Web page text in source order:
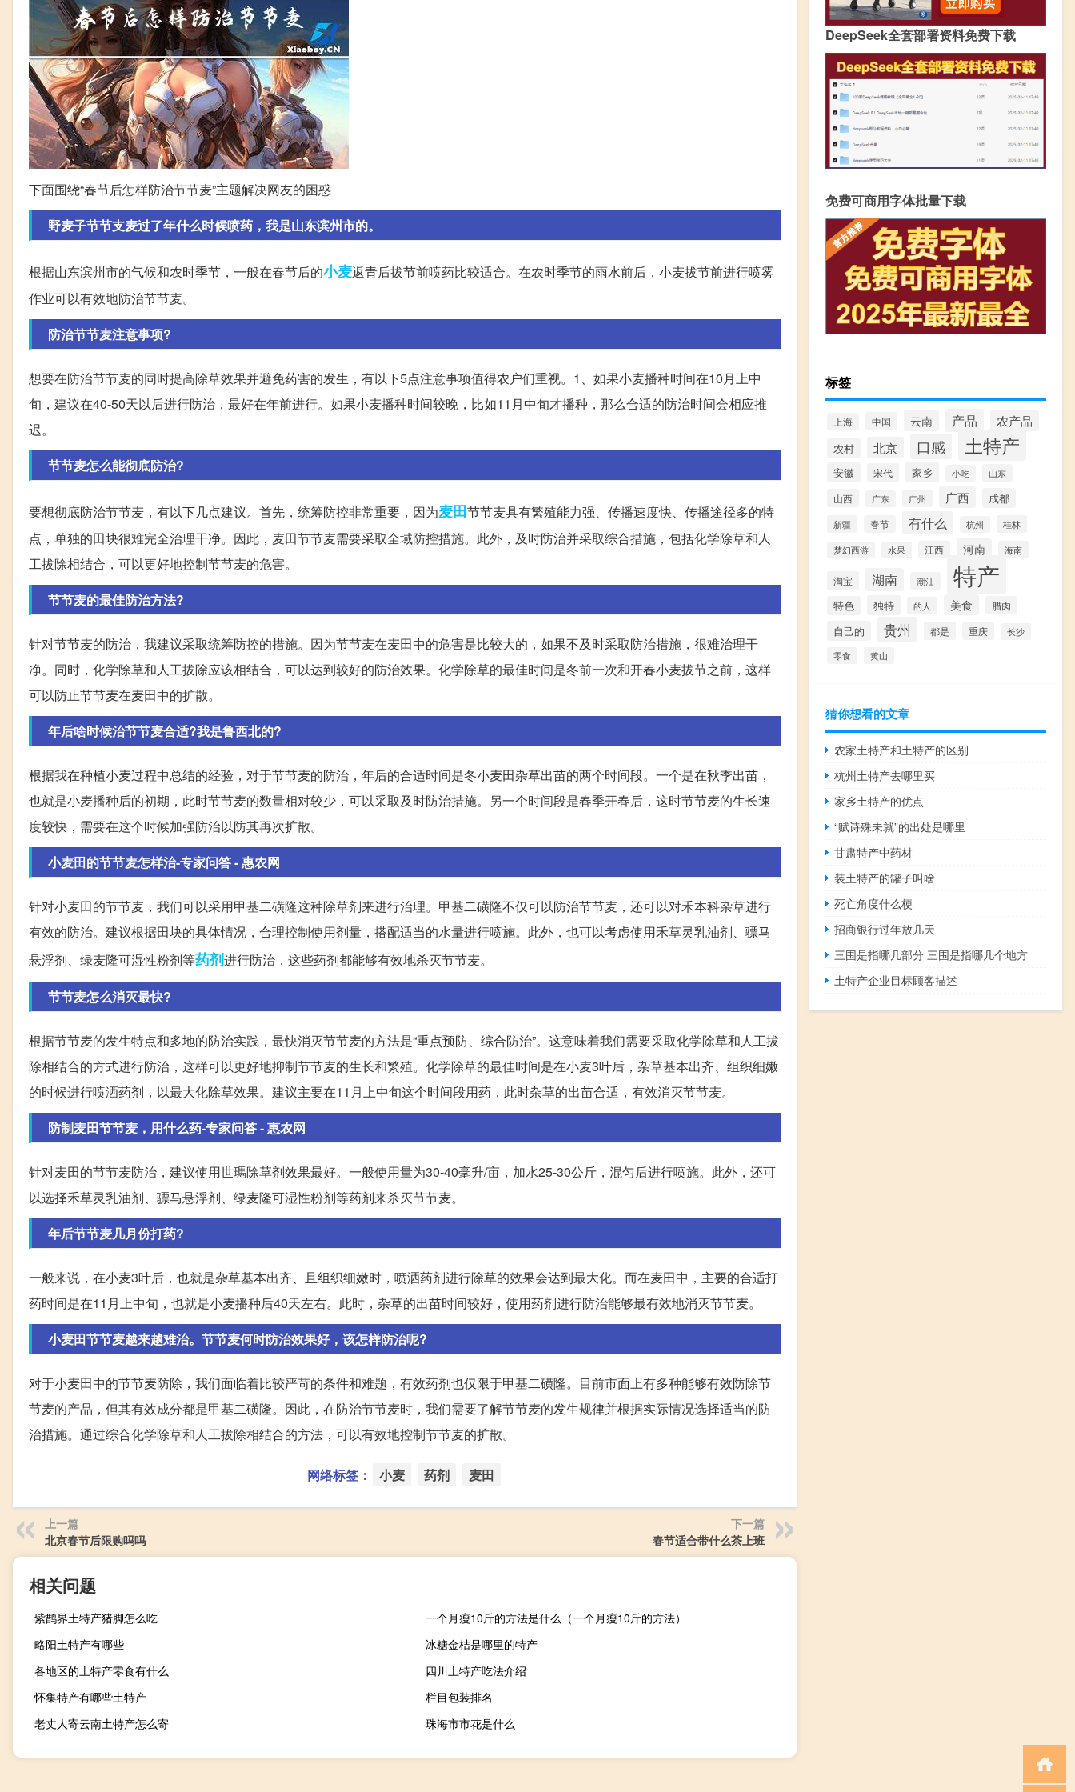
下面围绕“春节后怎样防治节节麦”主题解决网友的困惑
野麦子节节支麦过了年什么时候喷药，我是山东滨州市的。
根据山东滨州市的气候和农时季节，一般在春节后的小麦返青后拔节前喷药比较适合。在农时季节的雨水前后，小麦拔节前进行喷雾
作业可以有效地防治节节麦。
防治节节麦注意事项?
想要在防治节节麦的同时提高除草效果并避免药害的发生，有以下5点注意事项值得农户们重视。1、如果小麦播种时间在10月上中
旬，建议在40-50天以后进行防治，最好在年前进行。如果小麦播种时间较晚，比如11月中旬才播种，那么合适的防治时间会相应推
迟。
节节麦怎么能彻底防治?
要想彻底防治节节麦，有以下几点建议。首先，统筹防控非常重要，因为麦田节节麦具有繁殖能力强、传播速度快、传播途径多的特
点，单独的田块很难完全治理干净。因此，麦田节节麦需要采取全域防控措施。此外，及时防治并采取综合措施，包括化学除草和人
工拔除相结合，可以更好地控制节节麦的危害。
节节麦的最佳防治方法?
针对节节麦的防治，我建议采取统筹防控的措施。因为节节麦在麦田中的危害是比较大的，如果不及时采取防治措施，很难治理干
净。同时，化学除草和人工拔除应该相结合，可以达到较好的防治效果。化学除草的最佳时间是冬前一次和开春小麦拔节之前，这样
可以防止节节麦在麦田中的扩散。
年后啥时候治节节麦合适?我是鲁西北的?
根据我在种植小麦过程中总结的经验，对于节节麦的防治，年后的合适时间是冬小麦田杂草出苗的两个时间段。一个是在秋季出苗，
也就是小麦播种后的初期，此时节节麦的数量相对较少，可以采取及时防治措施。另一个时间段是春季开春后，这时节节麦的生长速
度较快，需要在这个时候加强防治以防其再次扩散。
小麦田的节节麦怎样治-专家问答 - 惠农网
针对小麦田的节节麦，我们可以采用甲基二磺隆这种除草剂来进行治理。甲基二磺隆不仅可以防治节节麦，还可以对禾本科杂草进行
有效的防治。建议根据田块的具体情况，合理控制使用剂量，搭配适当的水量进行喷施。此外，也可以考虑使用禾草灵乳油剂、骠马
悬浮剂、绿麦隆可湿性粉剂等药剂进行防治，这些药剂都能够有效地杀灭节节麦。
节节麦怎么消灭最快?
根据节节麦的发生特点和多地的防治实践，最快消灭节节麦的方法是“重点预防、综合防治”。这意味着我们需要采取化学除草和人工拔
除相结合的方式进行防治，这样可以更好地抑制节节麦的生长和繁殖。化学除草的最佳时间是在小麦3叶后，杂草基本出齐、组织细嫩
的时候进行喷洒药剂，以最大化除草效果。建议主要在11月上中旬这个时间段用药，此时杂草的出苗合适，有效消灭节节麦。
防制麦田节节麦，用什么药-专家问答 - 惠农网
针对麦田的节节麦防治，建议使用世瑪除草剂效果最好。一般使用量为30-40毫升/亩，加水25-30公斤，混匀后进行喷施。此外，还可
以选择禾草灵乳油剂、骠马悬浮剂、绿麦隆可湿性粉剂等药剂来杀灭节节麦。
年后节节麦几月份打药?
一般来说，在小麦3叶后，也就是杂草基本出齐、且组织细嫩时，喷洒药剂进行除草的效果会达到最大化。而在麦田中，主要的合适打
药时间是在11月上中旬，也就是小麦播种后40天左右。此时，杂草的出苗时间较好，使用药剂进行防治能够最有效地消灭节节麦。
小麦田节节麦越来越难治。节节麦何时防治效果好，该怎样防治呢?
对于小麦田中的节节麦防除，我们面临着比较严苛的条件和难题，有效药剂也仅限于甲基二磺隆。目前市面上有多种能够有效防除节
节麦的产品，但其有效成分都是甲基二磺隆。因此，在防治节节麦时，我们需要了解节节麦的发生规律并根据实际情况选择适当的防
治措施。通过综合化学除草和人工拔除相结合的方法，可以有效地控制节节麦的扩散。
网络标签： 小麦 药剂 麦田
上一篇
北京春节后限购吗吗
下一篇
春节适合带什么茶上班
相关问题
紫鹊界土特产猪脚怎么吃
一个月瘦10斤的方法是什么（一个月瘦10斤的方法）
略阳土特产有哪些
冰糖金桔是哪里的特产
各地区的土特产零食有什么
四川土特产吃法介绍
怀集特产有哪些土特产
栏目包装排名
老丈人寄云南土特产怎么寄
珠海市市花是什么
DeepSeek全套部署资料免费下载
免费可商用字体批量下载
标签
上海 中国 云南 产品 农产品
农村 北京 口感 土特产
安徽 宋代 家乡 小吃 山东
山西 广东 广州 广西 成都
新疆 春节 有什么 杭州 桂林
梦幻西游 水果 江西 河南 海南
淘宝 湖南 潮汕 特产
特色 独特 的人 美食 腊肉
自己的 贵州 都是 重庆
长沙
零食
黄山
猜你想看的文章
农家土特产和土特产的区别
杭州土特产去哪里买
家乡土特产的优点
“赋诗殊未就”的出处是哪里
甘肃特产中药材
装土特产的罐子叫啥
死亡角度什么梗
招商银行过年放几天
三围是指哪几部分 三围是指哪几个地方
土特产企业目标顾客描述